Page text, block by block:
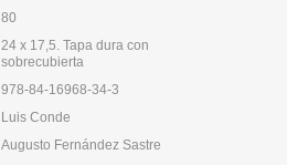
80
24 x 17,5. Tapa dura con
sobrecubierta
978-84-16968-34-3
Luis Conde
Augusto Fernández Sastre